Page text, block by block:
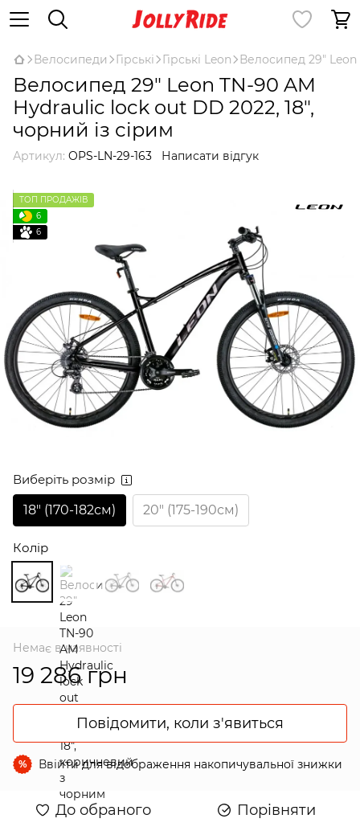
Велосипеди Гірські Гірські Leon Велосипед 29" Leon
Велосипед 29" Leon TN-90 AM
Hydraulic lock out DD 2022, 18",
чорний із сірим
Артикул: OPS-LN-29-163 Написати відгук
ТОП ПРОДАЖІВ
6
6
Виберіть розмір
18″ (170-182см)
20″ (175-190см)
Колір
Немає в наявності
19 286 грн
Повідомити, коли з'явиться
% Ввійтидля відображення накопичувальної знижки
До обраного Порівняти